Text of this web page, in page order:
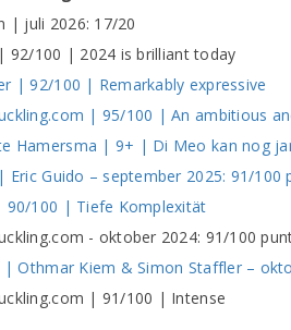
| juli 2026: 17/20
92/100 | 2024 is brilliant today
| 92/100 | Remarkably expressive
| 95/100 | An ambitious
Hamersma | 9+ | Di Meo kan nog
Eric Guido – september 2025: 91/
90/100 | Tiefe Komplexität
- oktober 2024: 91/100
| Othmar Kiem & Simon Staffler –
| 91/100 | Intense